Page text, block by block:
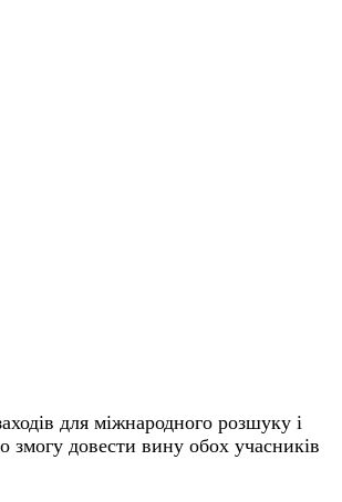
для міжнародного розшуку і
змогу довести вину обох учасників